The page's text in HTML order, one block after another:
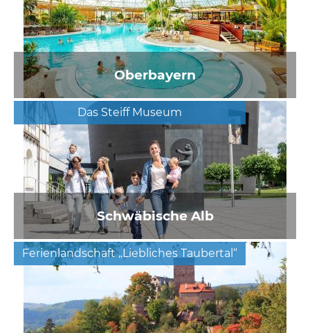
Oberbayern
Das Steiff Museum
Schwäbische Alb
Ferienlandschaft „Liebliches Taubertal“